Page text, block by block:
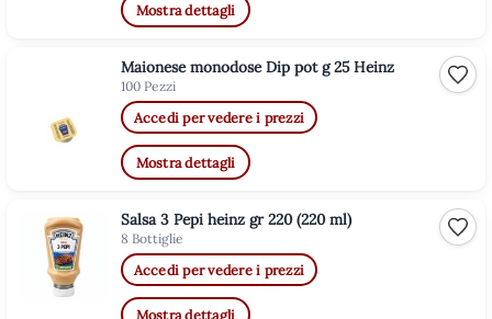
Mostra dettagli
Maionese monodose Dip pot g 25 Heinz
100 Pezzi
Accedi per vedere i prezzi
Mostra dettagli
Salsa 3 Pepi heinz gr 220 (220 ml)
8 Bottiglie
Accedi per vedere i prezzi
Mostra dettagli